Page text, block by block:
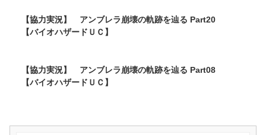
【協力実況】 アンブレラ崩壊の軌跡を辿る Part20
【バイオハザードＵＣ】
【協力実況】 アンブレラ崩壊の軌跡を辿る Part08
【バイオハザードＵＣ】